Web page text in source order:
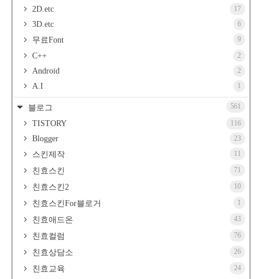
2D.etc 17
3D.etc 6
무료Font 9
C++ 2
Android 2
A.I 1
블로그 561
TISTORY 116
Blogger 23
스킨제작 11
친효스킨 71
친효스킨2 10
친효스킨For블로거 1
친효애드온 43
친효컬럼 76
친효상담소 26
친효교육 24